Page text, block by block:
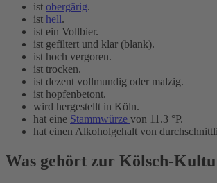
ist obergärig.
ist hell.
ist ein Vollbier.
ist gefiltert und klar (blank).
ist hoch vergoren.
ist trocken.
ist dezent vollmundig oder malzig.
ist hopfenbetont.
wird hergestellt in Köln.
hat eine Stammwürze von 11.3 °P.
hat einen Alkoholgehalt von
Was gehört zur Kölsch-